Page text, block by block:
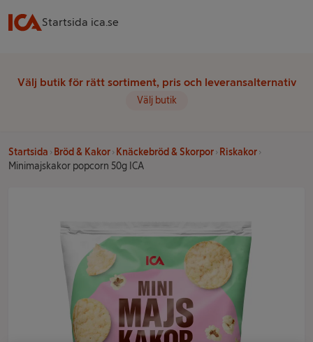
Startsida ica.se
Välj butik för rätt sortiment, pris och leveransalternativ
Välj butik
Startsida Bröd & Kakor Knäckebröd & Skorpor
Riskakor
Minimajskakor popcorn 50g ICA